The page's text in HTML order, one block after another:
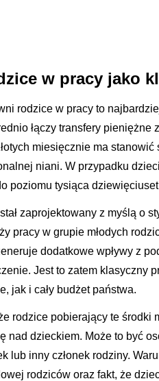
w pracy jako
rodzice w pracy to
łączy transfery pieniężne
miesięcznie ma
niani. W przypadku
poziomu tysiąca
zaprojektowany z myślą o
pracy w grupie młodych
dodatkowe wpływy z
Jest to zatem klasyczny
jak i cały budżet państwa.
rodzice pobierający te środki
nad dzieckiem. Może to być
lub inny członek rodziny.
rodziców oraz fakt, że